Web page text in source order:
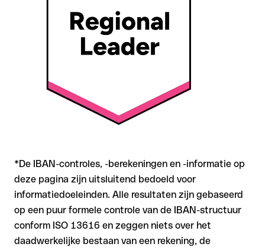
: Controleer elke IBAN vóór een overschrijving op
formele juistheid met onze gratis IBAN Checker, en bevestig
de IBAN bij twijfel rechtstreeks bij de ontvanger. Zeker bij
*De IBAN-controles, -berekeningen en -informatie op
deze pagina zijn uitsluitend bedoeld voor
informatiedoeleinden. Alle resultaten zijn gebaseerd
op een puur formele controle van de IBAN-structuur
conform ISO 13616 en zeggen niets over het
daadwerkelijke bestaan van een rekening, de